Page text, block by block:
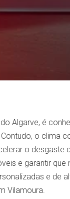
Algarve, é
o clima
o desgaste
e garantir
e de
Vilamoura.